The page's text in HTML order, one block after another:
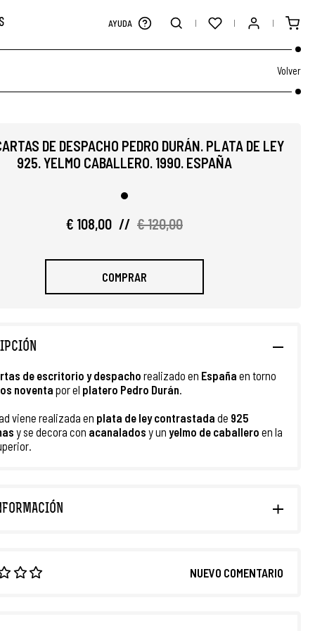
AYUDA
Volver
DE DESPACHO PEDRO DURÁN. PLATA DE LEY
925. YELMO CABALLERO. 1990. ESPAÑA
€ 108,00 // € 120,00
COMPRAR
de escritorio y despacho realizado en España en torno
noventa por el platero Pedro Durán.
viene realizada en plata de ley contrastada de 925
y se decora con acanalados y un yelmo de caballero en la
NUEVO COMENTARIO